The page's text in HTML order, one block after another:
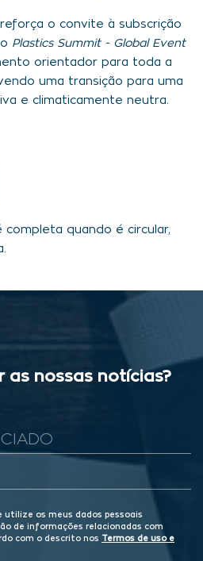
o convite à subscrição
Plastics Summit - Global Event
orientador para toda a
uma transição para uma
e climaticamente neutra.
completa quando é circular,
as nossas notícias?
utilize os meus dados pessoais
de informações relacionadas com
com o descrito nos Termos de uso e